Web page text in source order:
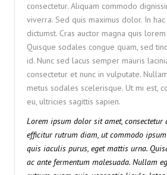
consectetur. Aliquam commodo
viverra. Sed quis maximus dolor. In
dictumst. Cras auctor magna quis
Quisque sodales congue quam, sed
id. Nunc sed lacus semper mauris
consectetur et nunc in vulputate.
metus sodales scelerisque. Ut mi est,
eu, ultricies sagittis sapien.
Lorem ipsum dolor sit amet,
efficitur rutrum diam, ut commodo
quis iaculis purus, eget mattis urna.
ac ante fermentum malesuada. Nullam